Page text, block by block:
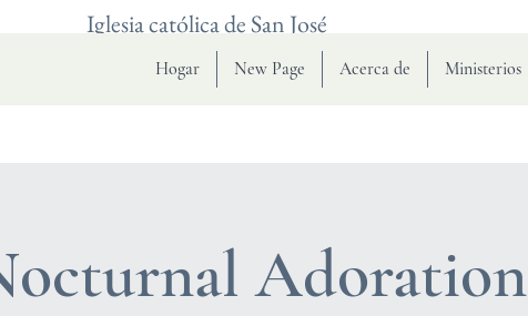
Hogar New Page Acerca de Ministerios
Adoration
Iglesia católica de San José